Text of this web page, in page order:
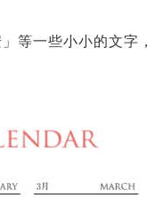
等一些小小的文字